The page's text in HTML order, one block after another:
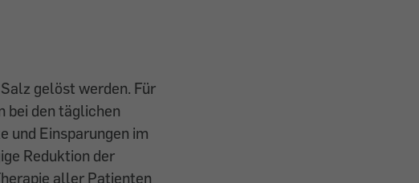
gelöst werden. Für
bei den täglichen
und Einsparungen im
Reduktion der
aller Patienten